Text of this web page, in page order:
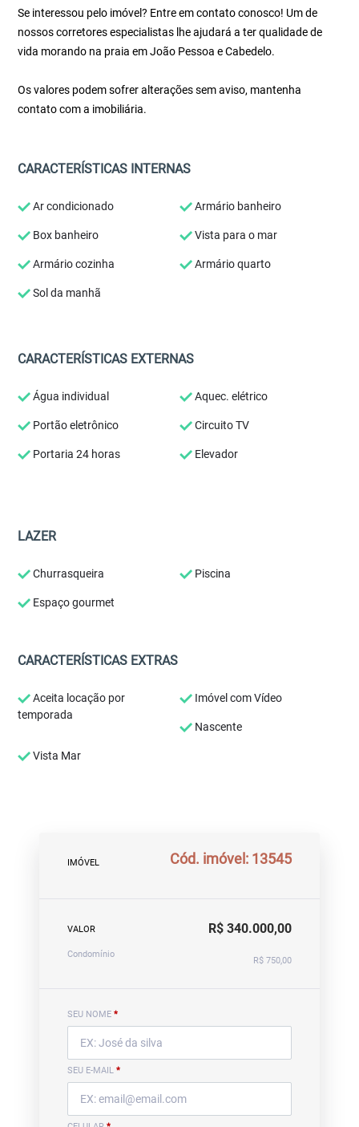
Se interessou pelo imóvel? Entre em contato conosco! Um de
nossos corretores especialistas lhe ajudará a ter qualidade de
vida morando na praia em João Pessoa e Cabedelo.
Os valores podem sofrer alterações sem aviso, mantenha
contato com a imobiliária.
CARACTERÍSTICAS INTERNAS
Ar condicionado Armário banheiro
Box banheiro Vista para o mar
Armário cozinha Armário quarto
Sol da manhã
CARACTERÍSTICAS EXTERNAS
Água individual Aquec. elétrico
Portão eletrônico Circuito TV
Portaria 24 horas Elevador
LAZER
Churrasqueira Piscina
Espaço gourmet
CARACTERÍSTICAS EXTRAS
Aceita locação por
temporada
Imóvel com Vídeo
Nascente
Vista Mar
IMÓVEL Cód. imóvel: 13545
VALOR R$ 340.000,00
Condomínio
R$ 750,00
SEU NOME *
SEU E-MAIL *